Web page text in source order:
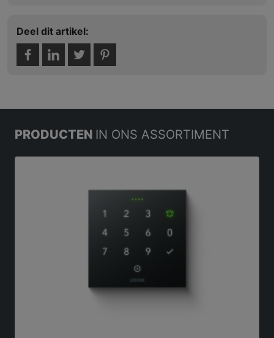
Deel dit artikel:
PRODUCTEN IN ONS ASSORTIMENT